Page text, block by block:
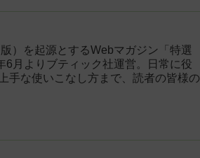
）を起源とするWebマガジン「特選
6月よりブティック社運営。日常に役
手な使いこなし方まで、読者の皆様の